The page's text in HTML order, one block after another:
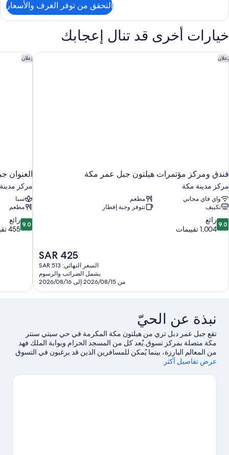
-
بغرف
متصلة
غرفة
عائلية
-
سريران
فرديان
منفصلان
التحقق من توفر الغرف والأسعار
خيارات أخرى قد تنال إعجابك
إعلان
فندق ومركز مؤتمرات هيلتون جبل عمر مكة
مركز مدينة مكة
واي فاي مجاني
مطعم
تكييف
تتوفر وجبة إفطار
9.0
من
9.0 رائع
1,004 تقييمات
السعر
الحالي
هو
SAR
425
SAR 425
السعر النهائي: SAR 513
يشمل الضرائب والرسوم
من 2026/08/15 إلى 2026/08/16
فندق ومركز مؤتمرات هيلتون جبل عمر مكة إعلان
العنوان
مركز
سبا
مطعم
9.0
من
9.0 رائع
455 تقييمًا
العنوان
نبذة عن الحيّ
تقع جبل عمر دبل تري من هيلتون مكة المكرمة في حي سيتي سنتر
مكة متصلة بمركز تسوق.يُعد كل من المسجد الحرام وبوابة الملك فهد
من المعالم البارزة، بينما يُمكن للمسافرين الذين قد يرغبون في التسوق
زيارة ساحة الخليل وسوق الخليل.يُعد كل من معرض أصحابي رضي الله
أدلتنا للسفر إلى مكة
عرض تفاصيل أكثر